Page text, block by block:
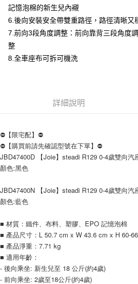
ATM／網路銀行／等多元方式進行付款，方視
※ 請注意：結帳手續完成當下不需立刻繳費，
購買商品的店家。未經商家同意取消之訂單仍
後付繳納相關費用。
※ 交易是否成功請以「AFTEE先享後付 」之結
是否繳費成功／繳費後需取消欲退款等相關疑
客戶支援中心」https://
權轉讓予恩沛科技股份有限公司。
３．未成年的使用者請事先徵得法定代理人或
任。
４．使用「AFTEE先享後付」時，將依據個別
時審查核予不同之上限額度；若仍有額度不足
５．嚴禁一人註冊多個帳號或使用他人資訊註
恩沛科技股份有限公司將有權停止該用戶之使
記憶泡棉的新生兒內襯
6.後向安裝安全帶雙重路徑，路徑清晰又
7.前向3段角度調整：前向靠背三段角度
整
8.全車座布可拆可機洗
詳細說明
⛔【限宅配】⛔
⛔【購買前請先確認型號在下單】⛔
JBD47400D 【Joie】steadi R129 0-4歲雙向汽
顏色:黑色
JBD47400N 【Joie】steadi R129 0-4歲雙向汽
顏色:藍色
■ 材質：鐵件、布料、塑膠、EPO 記憶泡棉
■ 產品尺寸：L 50.7 cm x W 43.6 cm x H 60-
■ 產品淨重：7.71 kg
■ 適用年齡：
- 後向乘坐: 新生兒至 18 公斤(約4歲)
- 前向乘坐: 2歲至18公斤(約4歲)